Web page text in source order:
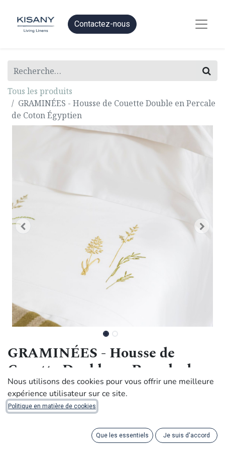
Contactez-nous
Tous les produits
GRAMINÉES - Housse de Couette Double en Percale
de Coton Égyptien
GRAMINÉES - Housse de
Couette Double en Percale de
Coton Égyptien
530,00€
Handmade with dignity by artisans in Rwanda.
Nous utilisons des cookies pour vous offrir une meilleure
expérience utilisateur sur ce site.
Politique en matière de cookies
Que les essentiels Je suis d'accord